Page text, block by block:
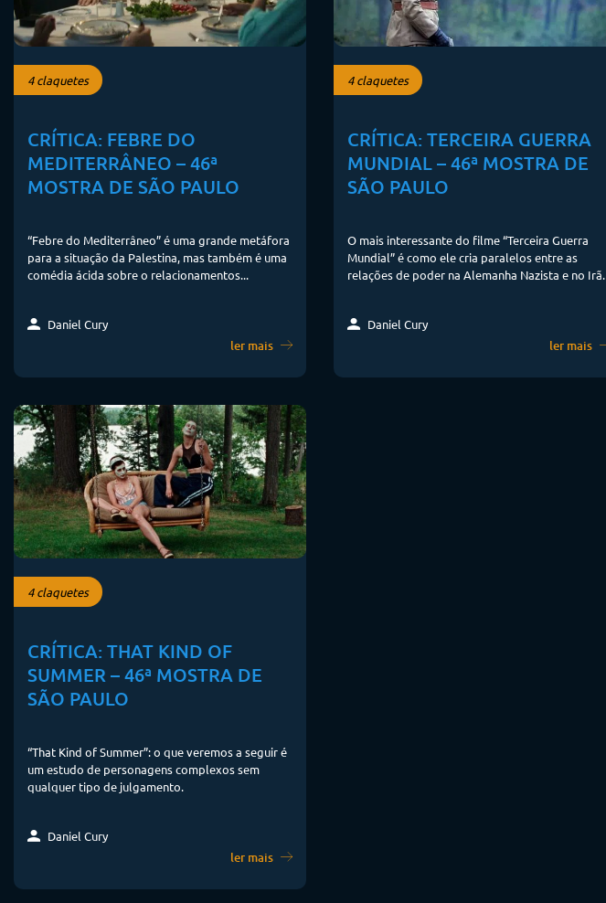
4 claquetes
CRÍTICA: FEBRE DO
MEDITERRÂNEO – 46ª
MOSTRA DE SÃO PAULO
“Febre do Mediterrâneo” é uma grande metáfora
para a situação da Palestina, mas também é uma
comédia ácida sobre o relacionamentos...
Daniel Cury
ler mais
4 claquetes
CRÍTICA: TERCEIRA GUERRA
MUNDIAL – 46ª MOSTRA DE
SÃO PAULO
O mais interessante do filme “Terceira Guerra
Mundial” é como ele cria paralelos entre as
relações de poder na Alemanha Nazista e no Irã.
Daniel Cury
ler mais
4 claquetes
CRÍTICA: THAT KIND OF
SUMMER – 46ª MOSTRA DE
SÃO PAULO
“That Kind of Summer”: o que veremos a seguir é
um estudo de personagens complexos sem
qualquer tipo de julgamento.
Daniel Cury
ler mais